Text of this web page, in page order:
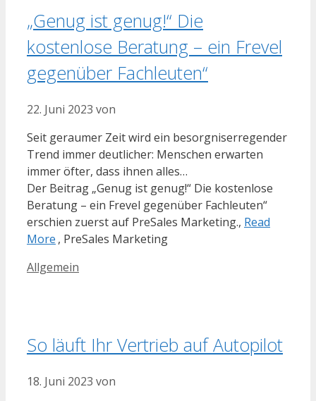
„Genug ist genug!“ Die
kostenlose Beratung – ein Frevel
gegenüber Fachleuten“
22. Juni 2023 von
Seit geraumer Zeit wird ein besorgniserregender
Trend immer deutlicher: Menschen erwarten
immer öfter, dass ihnen alles…
Der Beitrag „Genug ist genug!“ Die kostenlose
Beratung – ein Frevel gegenüber Fachleuten“
erschien zuerst auf PreSales Marketing., Read
More , PreSales Marketing
Kategorien
Allgemein
So läuft Ihr Vertrieb auf Autopilot
18. Juni 2023 von